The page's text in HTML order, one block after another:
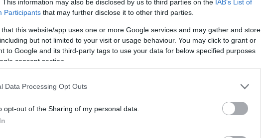
This information may also be disclosed by us to third parties on the IAB’s List of
Participants that may further disclose it to other third parties.
that this website/app uses one or more Google services and may gather and store
but not limited to your visit or usage behaviour. You may click to grant or
to Google and its third-party tags to use your data for below specified purposes
consent section.
Data Processing Opt Outs
opt-out of the Sharing of my personal data.
ακρογωνιαίο λίθο για την παγκόσμια επιτυχία
BMW X που είναι τόσο δημοφιλή σε όλο τον
μοχλός για τη στρατηγική εξηλεκτρισμού μας, και θα
μοντέλα BMW X εδώ μέχρι το 2030. Αυτό σημαίνει:
Οχημάτων Μπαταρίας», δήλωσε ο κ. Zipse.
του BMW Group ‘local for local’: Οι πρόσφατα
σχεδιάστηκαν ειδικά για την επόμενη γενιά
από εδώ τη Ν. Καρολίνα – όπου συντελείται ο